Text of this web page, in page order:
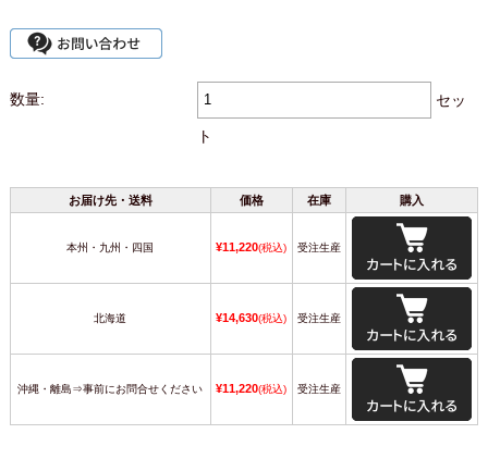
数量: セッ
ト
お届け先・送料 価格 在庫 購入
本州・九州・四国 ¥11,220(税込) 受注生産
北海道 ¥14,630(税込) 受注生産
沖縄・離島⇒事前にお問合せください ¥11,220(税込) 受注生産